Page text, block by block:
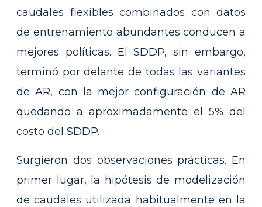
caudales flexibles combinados con datos
de entrenamiento abundantes conducen a
mejores políticas. El SDDP, sin embargo,
terminó por delante de todas las variantes
de AR, con la mejor configuración de AR
quedando a aproximadamente el 5% del
costo del SDDP.
Surgieron dos observaciones prácticas. En
primer lugar, la hipótesis de modelización
de caudales utilizada habitualmente en la